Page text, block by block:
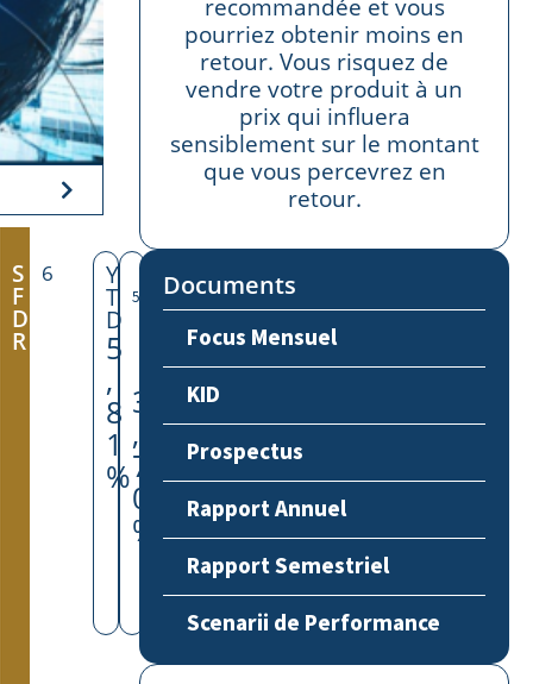
S
F
D
R
6 Y
T
D
5
,
8
1
%
3
,
7
0
%
,
%
recommandée et vous
pourriez obtenir moins en
retour. Vous risquez de
vendre votre produit à un
prix qui influera
sensiblement sur le montant
que vous percevrez en
retour.
Documents
Focus Mensuel
KID
Prospectus
Rapport Annuel
Rapport Semestriel
Scenarii de Performance